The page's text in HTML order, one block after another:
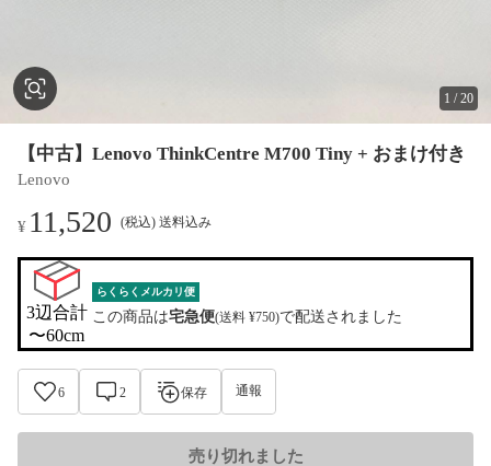
1 /20
【中古】Lenovo ThinkCentre M700 Tiny + おまけ付き
Lenovo
¥ 11,520 (税込) 送料込み
3辺合計
〜60cm
らくらくメルカリ便
この商品は宅急便(送料 ¥750)で配送されました
6 2 保存 通報
売り切れました